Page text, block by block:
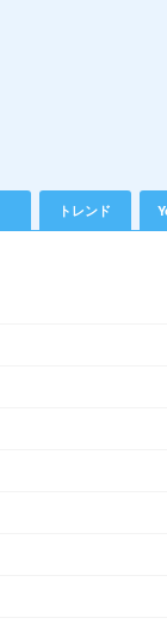
トレンド